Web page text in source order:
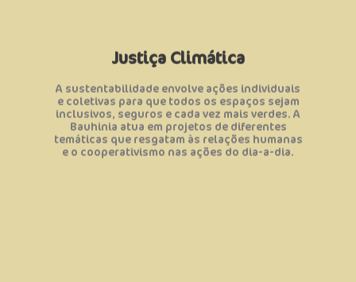
Justiça Climática
A sustentabilidade envolve ações individuais
e coletivas para que todos os espaços sejam
inclusivos, seguros e cada vez mais verdes. A
Bauhinia atua em projetos de diferentes
temáticas que resgatam às relações humanas
e o cooperativismo nas ações do dia-a-dia.
• Estimular a participação de diferentes atores
em prol do Desenvolvimento Sustentável;
• Promovemos ações de educação ambiental
que fomentam reflexões sobre o nosso modo
de consumir e agir;
• Oportunizamos geração de renda nas
comunidades, através de ações que valorizem
negócios locais como as cooperativas e as
cozinhas coletivas;